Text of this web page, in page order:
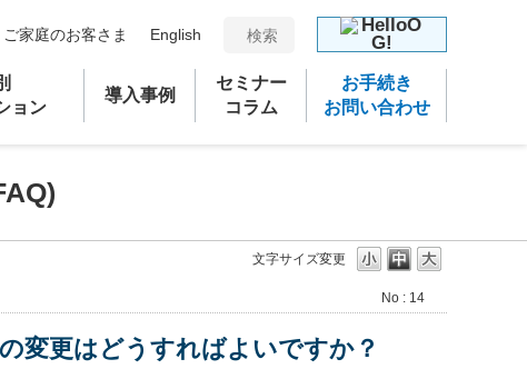
ご家庭のお客さま English
ョン
導入事例
セミナー
コラム
お手続き
お問い合わせ
文字サイズ変更
No : 14
変更はどうすればよいですか？